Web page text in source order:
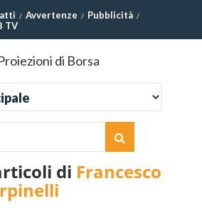
Avvertenze
Pubblicità
TV
di Francesco